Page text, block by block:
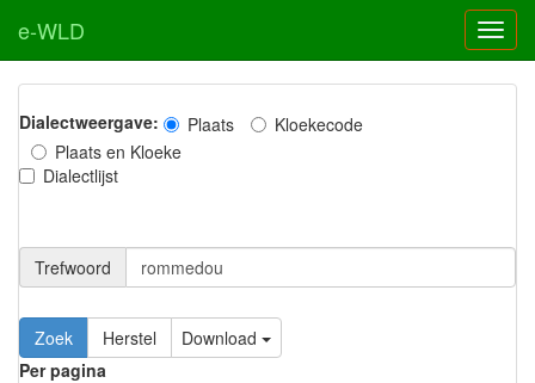
e-WLD
Dialectweergave: Plaats
Kloekecode
Plaats en Kloeke
Dialectlijst
Trefwoord
Download
Per pagina